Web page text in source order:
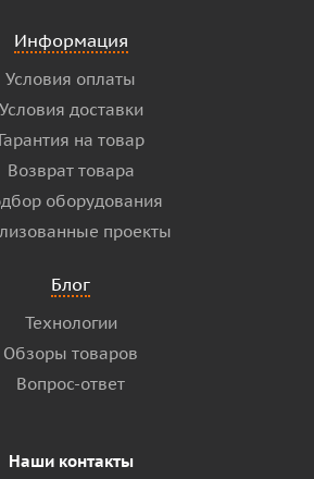
Информация
Условия оплаты
Условия доставки
Гарантия на товар
Возврат товара
оборудования
проекты
Блог
Технологии
Обзоры товаров
Вопрос-ответ
Наши контакты